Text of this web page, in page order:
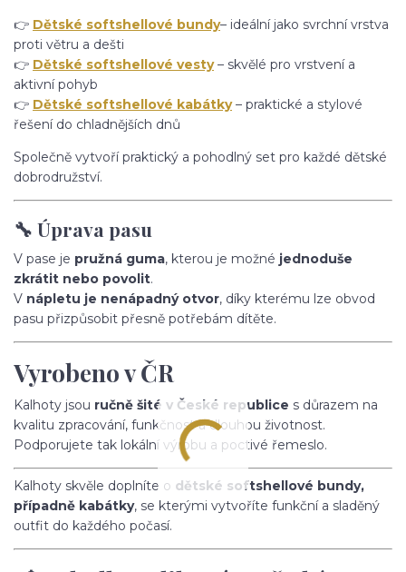
👉 Dětské softshellové bundy– ideální jako svrchní vrstva
proti větru a dešti
👉 Dětské softshellové vesty– skvělé pro vrstvení a
aktivní pohyb
👉 Dětské softshellové kabátky– praktické a stylové
řešení do chladnějších dnů
Společně vytvoří praktický a pohodlný set pro každé dětské
dobrodružství.
🔧 Úprava pasu
V pase je pružná guma, kterou je možné jednoduše
zkrátit nebo povolit.
V nápletu je nenápadný otvor, díky kterému lze obvod
pasu přizpůsobit přesně potřebám dítěte.
Vyrobeno v ČR
Kalhoty jsou ručně šité v České republice s důrazem na
kvalitu zpracování, funkčnost a dlouhou životnost.
Podporujete tak lokální výrobu a poctivé řemeslo.
Kalhoty skvěle doplníte o dětské softshellové bundy,
případně kabátky, se kterými vytvoříte funkční a sladěný
outfit do každého počasí.